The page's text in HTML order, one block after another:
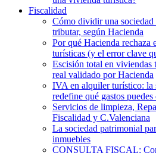
Fiscalidad
Cómo dividir una
tributar, según Hacienda
Por qué Hacienda rechaza
turísticas (y el error clave
Escisión total en viviendas
real validado por Hacienda
IVA en alquiler turístico: la
redefine qué gastos
Servicios de limpieza,
Fiscalidad y C.Valenciana
La sociedad patrimonial
inmuebles
CONSULTA FISCAL: